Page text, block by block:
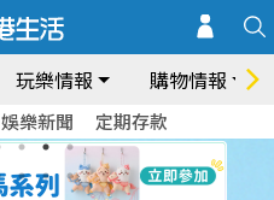
玩樂情報 購物情報
娛樂新聞 定期存款